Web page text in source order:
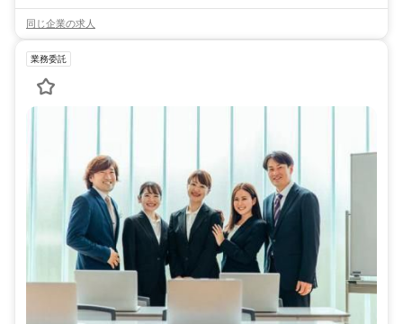
同じ企業の求人
業務委託